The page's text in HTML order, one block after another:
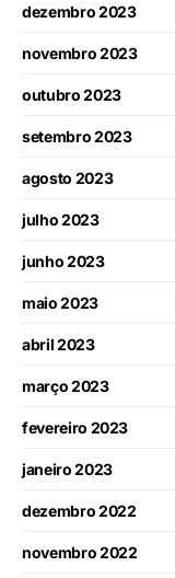
dezembro 2023
novembro 2023
outubro 2023
setembro 2023
agosto 2023
julho 2023
junho 2023
maio 2023
abril 2023
março 2023
fevereiro 2023
janeiro 2023
dezembro 2022
novembro 2022